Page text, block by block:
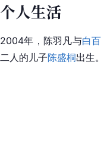
个人生活
2004年，陈羽凡与白
二人的儿子陈盛桐出生